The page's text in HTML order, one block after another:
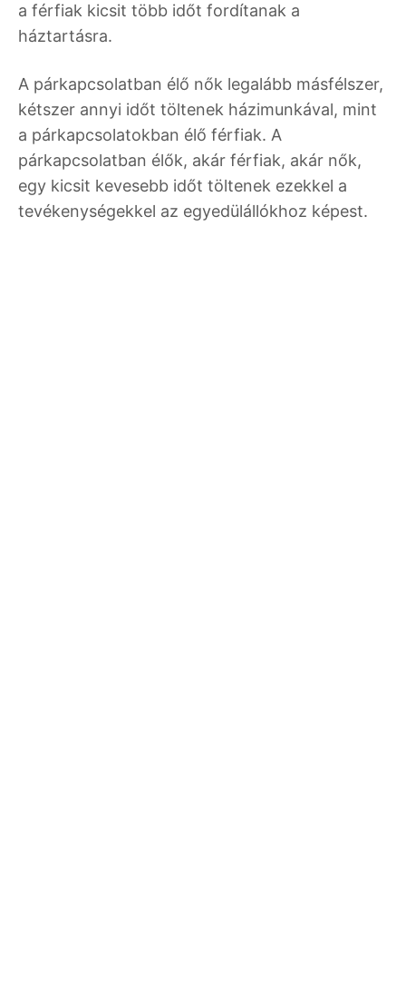
a férfiak kicsit több időt fordítanak a
háztartásra.
A párkapcsolatban élő nők legalább másfélszer,
kétszer annyi időt töltenek házimunkával, mint
a párkapcsolatokban élő férfiak. A
párkapcsolatban élők, akár férfiak, akár nők,
egy kicsit kevesebb időt töltenek ezekkel a
tevékenységekkel az egyedülállókhoz képest.